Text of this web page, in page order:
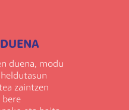
duena, modu
zaintzen
bere